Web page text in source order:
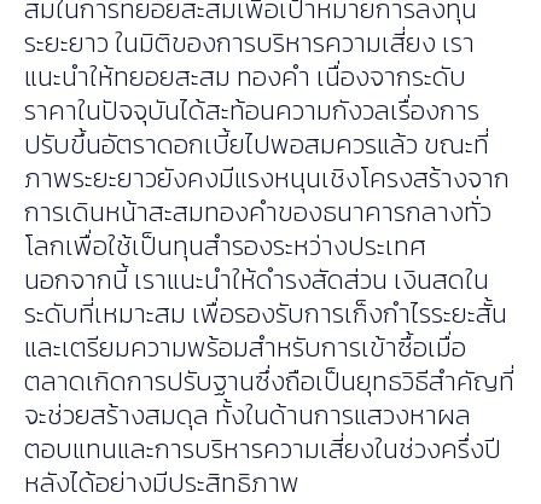
สมในการทยอยสะสมเพื่อเป้าหมายการลงทุน
ระยะยาว ในมิติของการบริหารความเสี่ยง เรา
แนะนำให้ทยอยสะสม ทองคำ เนื่องจากระดับ
ราคาในปัจจุบันได้สะท้อนความกังวลเรื่องการ
ปรับขึ้นอัตราดอกเบี้ยไปพอสมควรแล้ว ขณะที่
ภาพระยะยาวยังคงมีแรงหนุนเชิงโครงสร้างจาก
การเดินหน้าสะสมทองคำของธนาคารกลางทั่ว
โลกเพื่อใช้เป็นทุนสำรองระหว่างประเทศ
นอกจากนี้ เราแนะนำให้ดำรงสัดส่วน เงินสดใน
ระดับที่เหมาะสม เพื่อรองรับการเก็งกำไรระยะสั้น
และเตรียมความพร้อมสำหรับการเข้าซื้อเมื่อ
ตลาดเกิดการปรับฐานซึ่งถือเป็นยุทธวิธีสำคัญที่
จะช่วยสร้างสมดุล ทั้งในด้านการแสวงหาผล
ตอบแทนและการบริหารความเสี่ยงในช่วงครึ่งปี
หลังได้อย่างมีประสิทธิภาพ